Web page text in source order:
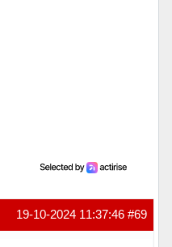
#69
19-10-2024 11:37:46